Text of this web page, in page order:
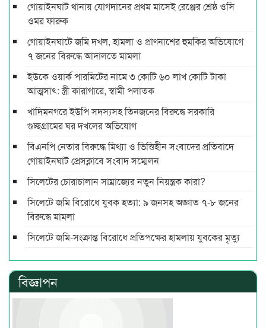
গোয়াইনঘাট থানায় যোগদানের প্রথম মাসেই রেঞ্জের শ্রেষ্ঠ ওসি
ওমর ফারুক
গোয়াইনঘাটে জমি দখল, হামলা ও প্রাণনাশের হুমকির অভিযোগে
৭ জনের বিরুদ্ধে আদালতে মামলা
ইউকে ওয়ার্ক পারমিটের নামে ৩ কোটি ৬০ লাখ কোটি টাকা
আত্মসাৎ: স্ত্রী কারাগারে, স্বামী পলাতক
খাদিমনগরে ইউপি সদস্যসহ তিনজনের বিরুদ্ধে সরকারি
গুচ্ছগ্রামের ঘর দখলের অভিযোগ
বিএনপি নেতার বিরুদ্ধে মিথ্যা ও ভিত্তিহীন সংবাদের প্রতিবাদে
গোয়াইনঘাট প্রেসক্লাবে সংবাদ সম্মেলন
সিলেটের চোরাচালান সাম্রাজ্যের নতুন নিয়ন্ত্রক কারা?
সিলেটে জমি বিরোধে যুবক হত্যা: ৯ জনসহ অজ্ঞাত ৭-৮ জনের
বিরুদ্ধে মামলা
সিলেটে জমি-সংক্রান্ত বিরোধে প্রতিপক্ষের হামলায় যুবকের মৃত্যু
বিজ্ঞাপন